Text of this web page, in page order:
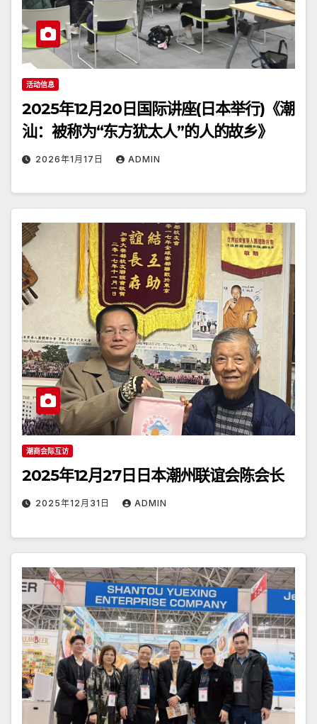
活动信息
2025年12月20日国际讲座(日本举行)《潮
汕：被称为“东方犹太人”的人的故乡》
2026年1月17日 ADMIN
潮商会际互访
2025年12月27日日本潮州联谊会陈会长
2025年12月31日 ADMIN